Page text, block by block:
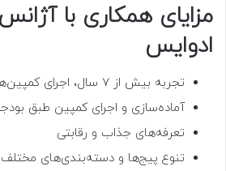
مزایای همکاری با
ادوایس
تجربه بیش از 7 سال، اجرای کمپین‌های تبلیغاتی
آماده‌سازی و اجرای کمپین طبق
تعرفه‌های جذاب و رقابتی
تنوع پیج‌ها و دسته‌بندی‌های مختلف